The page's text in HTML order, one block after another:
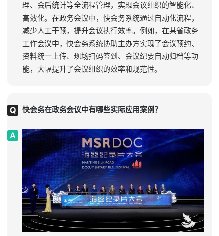
理、会后统计等全流程管理，实现会议组织的智能化、
高效化。在政务会议中，快会务系统通过自动化流程，
减少人工干预，提升会议执行效率。例如，在某省政务
工作会议中，快会务系统协助主办方实现了会议预约、
资料统一上传、现场扫码签到、会议纪要自动归档等功
能，大幅提升了会议组织的效率和规范性。
快会务在政务会议中有哪些实际应用案例？